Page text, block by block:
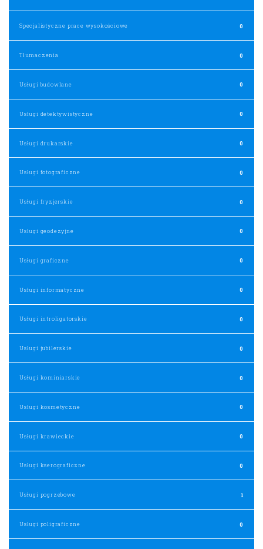
Specjalistyczne prace wysokościowe 0
Tłumaczenia 0
Usługi budowlane 0
Usługi detektywistyczne 0
Usługi drukarskie 0
Usługi fotograficzne 0
Usługi fryzjerskie 0
Usługi geodezyjne 0
Usługi graficzne 0
Usługi informatyczne 0
Usługi introligatorskie 0
Usługi jubilerskie 0
Usługi kominiarskie 0
Usługi kosmetyczne 0
Usługi krawieckie 0
Usługi kserograficzne 0
Usługi pogrzebowe 1
Usługi poligraficzne 0